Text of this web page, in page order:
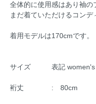
全体的に使用感はあり袖
まだ着ていただけるコンデ
着用モデルは170cmです。
サイズ 表記 women's
裄丈 : 80cm